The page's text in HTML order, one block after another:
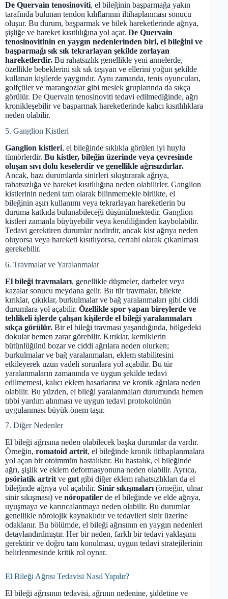
De Quervain tenosinoviti, el bileğinin başparmağa yakın
tarafında bulunan tendon kılıflarının iltihaplanması sonucu
oluşur. Bu durum, başparmak ve bilek hareketlerinde ağrıya,
şişliğe ve hareket kısıtlılığına yol açar. De Quervain
tenosinovitinin en yaygın nedenlerinden biri, el bileğini ve
başparmağı sık sık tekrarlayan şekilde zorlayan
hareketlerdir. Bu rahatsızlık genellikle yeni annelerde,
özellikle bebeklerini sık sık taşıyan ve ellerini yoğun şekilde
kullanan kişilerde yaygındır. Aynı zamanda, tenis oyuncuları,
golfçüler ve marangozlar gibi meslek gruplarında da sıkça
görülür. De Quervain tenosinoviti tedavi edilmediğinde, ağrı
kronikleşebilir ve başparmak hareketlerinde kalıcı kısıtlılıklara
neden olabilir.
5. Ganglion Kistleri
Ganglion kistleri, el bileğinde sıklıkla görülen iyi huylu
tümörlerdir. Bu kistler, bileğin üzerinde veya çevresinde
oluşan sıvı dolu keselerdir ve genellikle ağrısızdırlar.
Ancak, bazı durumlarda sinirleri sıkıştırarak ağrıya,
rahatsızlığa ve hareket kısıtlılığına neden olabilirler. Ganglion
kistlerinin nedeni tam olarak bilinmemekle birlikte, el
bileğinin aşırı kullanımı veya tekrarlayan hareketlerin bu
duruma katkıda bulunabileceği düşünülmektedir. Ganglion
kistleri zamanla büyüyebilir veya kendiliğinden kaybolabilir.
Tedavi gerektiren durumlar nadirdir, ancak kist ağrıya neden
oluyorsa veya hareketi kısıtlıyorsa, cerrahi olarak çıkarılması
gerekebilir.
6. Travmalar ve Yaralanmalar
El bileği travmaları, genellikle düşmeler, darbeler veya
kazalar sonucu meydana gelir. Bu tür travmalar, bilekte
kırıklar, çıkıklar, burkulmalar ve bağ yaralanmaları gibi ciddi
durumlara yol açabilir. Özellikle spor yapan bireylerde ve
tehlikeli işlerde çalışan kişilerde el bileği yaralanmaları
sıkça görülür. Bir el bileği travması yaşandığında, bölgedeki
dokular hemen zarar görebilir. Kırıklar, kemiklerin
bütünlüğünü bozar ve ciddi ağrılara neden olurken;
burkulmalar ve bağ yaralanmaları, eklem stabilitesini
etkileyerek uzun vadeli sorunlara yol açabilir. Bu tür
yaralanmaların zamanında ve uygun şekilde tedavi
edilmemesi, kalıcı eklem hasarlarına ve kronik ağrılara neden
olabilir. Bu yüzden, el bileği yaralanmaları durumunda hemen
tıbbi yardım alınması ve uygun tedavi protokolünün
uygulanması büyük önem taşır.
7. Diğer Nedenler
El bileği ağrısına neden olabilecek başka durumlar da vardır.
Örneğin, romatoid artrit, el bileğinde kronik iltihaplanmalara
yol açan bir otoimmün hastalıktır. Bu hastalık, el bileğinde
ağrı, şişlik ve eklem deformasyonuna neden olabilir. Ayrıca,
psöriatik artrit ve gut gibi diğer eklem rahatsızlıkları da el
bileğinde ağrıya yol açabilir. Sinir sıkışmaları (örneğin, ulnar
sinir sıkışması) ve nöropatiler de el bileğinde ve elde ağrıya,
uyuşmaya ve karıncalanmaya neden olabilir. Bu durumlar
genellikle nörolojik kaynaklıdır ve tedavileri sinir üzerine
odaklanır. Bu bölümde, el bileği ağrısının en yaygın nedenleri
detaylandırılmıştır. Her bir neden, farklı bir tedavi yaklaşımı
gerektirir ve doğru tanı konulması, uygun tedavi stratejilerinin
belirlenmesinde kritik rol oynar.
El Bileği Ağrısı Tedavisi Nasıl Yapılır?
El bileği ağrısının tedavisi, ağrının nedenine, şiddetine ve